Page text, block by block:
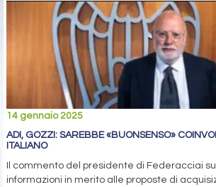
14 gennaio 2025
ADI, GOZZI: SAREBBE «BUONSENSO»
ITALIANO
Il commento del presidente di Federacciai
informazioni in merito alle proposte di